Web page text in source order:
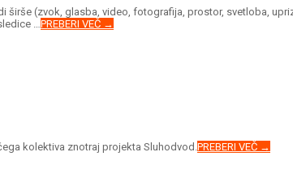
(zvok, glasba, video, fotografija, prostor, svetloba,
… PREBERI VEČ →
kolektiva znotraj projekta Sluhodvod. PREBERI VEČ →